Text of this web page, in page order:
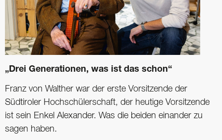
„Drei Generationen, was ist das schon“
Franz von Walther war der erste Vorsitzende der
Südtiroler Hochschülerschaft, der ­heutige Vorsitzende
ist sein Enkel Alexander. Was die beiden einander zu
sagen haben.